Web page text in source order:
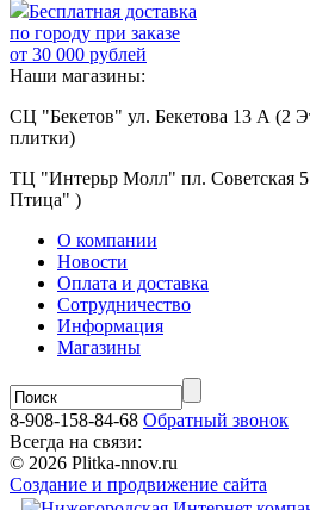
Бесплатная доставка
по городу при заказе
от 30 000 рублей
Наши магазины:
СЦ "Бекетов" ул. Бекетова 13 А (2
плитки)
ТЦ "Интерьр Молл" пл. Советская
Птица" )
О компании
Новости
Оплата и доставка
Сотрудничество
Информация
Магазины
8-908-158-84-68 Обратный звонок
Всегда на связи:
© 2026 Plitka-nnov.ru
Создание и продвижение сайта